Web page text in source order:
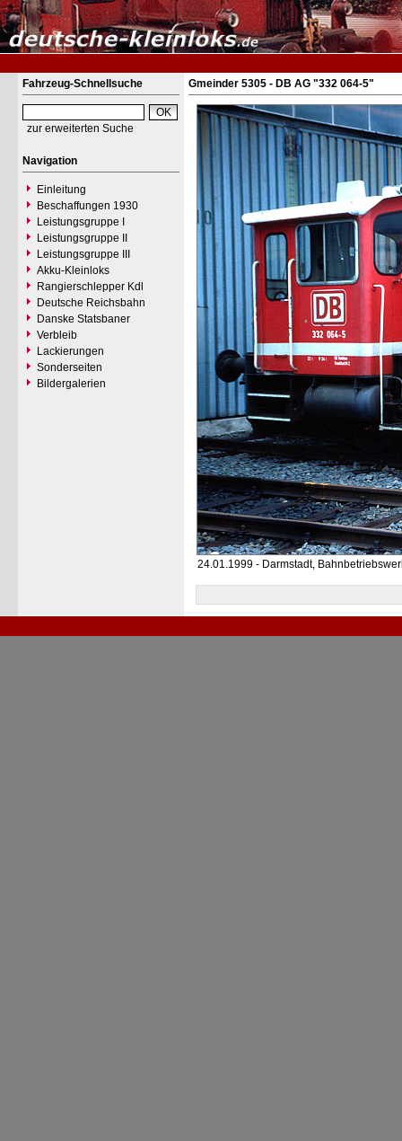
Fahrzeug-Schnellsuche
zur erweiterten Suche
Navigation
Einleitung
Beschaffungen 1930
Leistungsgruppe I
Leistungsgruppe II
Leistungsgruppe III
Akku-Kleinloks
Rangierschlepper Kdl
Deutsche Reichsbahn
Danske Statsbaner
Verbleib
Lackierungen
Sonderseiten
Bildergalerien
Gmeinder 5305 - DB AG "332 064-5"
24.01.1999 - Darmstadt,